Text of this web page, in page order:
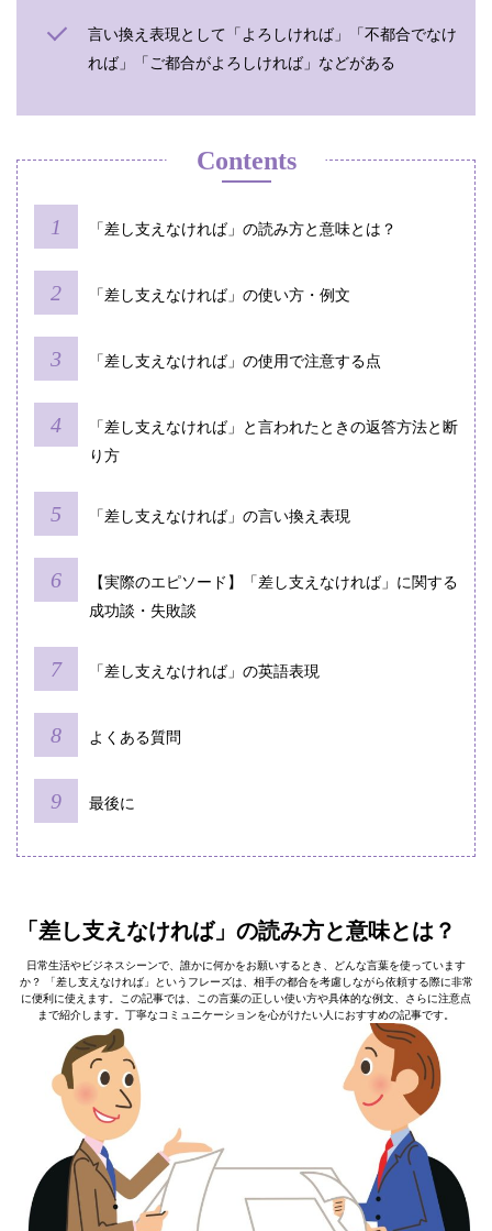
言い換え表現として「よろしければ」「不都合でなけ
れば」「ご都合がよろしければ」などがある
Contents
「差し支えなければ」の読み方と意味とは？
「差し支えなければ」の使い方・例文
「差し支えなければ」の使用で注意する点
「差し支えなければ」と言われたときの返答方法と断
り方
「差し支えなければ」の言い換え表現
【実際のエピソード】「差し支えなければ」に関する
成功談・失敗談
「差し支えなければ」の英語表現
よくある質問
最後に
「差し支えなければ」の読み方と意味とは？
日常生活やビジネスシーンで、誰かに何かをお願いするとき、どんな言葉を使っています
か？ 「差し支えなければ」というフレーズは、相手の都合を考慮しながら依頼する際に非常
に便利に使えます。この記事では、この言葉の正しい使い方や具体的な例文、さらに注意点
まで紹介します。丁寧なコミュニケーションを心がけたい人におすすめの記事です。